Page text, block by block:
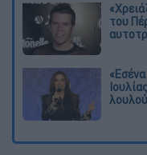
του